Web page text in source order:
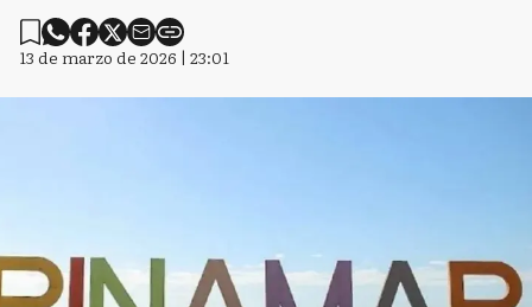
13 de marzo de 2026 | 23:01